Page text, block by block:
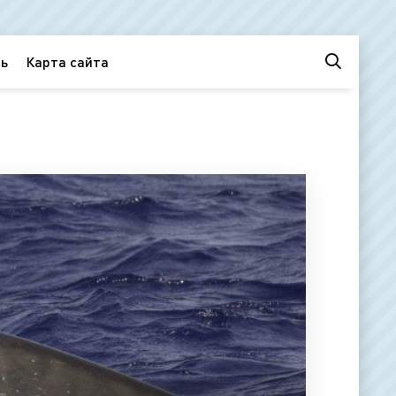
Карта сайта